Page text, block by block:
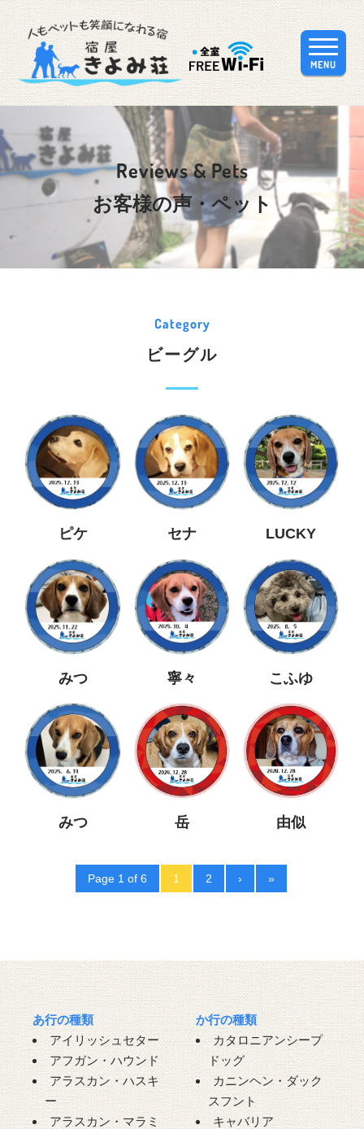
MENU
Reviews & Pets
お客様の声・ペット
Category
ビーグル
ピケ セナ LUCKY
みつ 寧々 こふゆ
みつ 岳 由似
Page 1 of 6 1 2 › »
あ行の種類
アイリッシュセター
アフガン・ハウンド
アラスカン・ハスキ
ー
アラスカン・マラミ
か行の種類
カタロニアンシープ
ドッグ
カニンヘン・ダック
スフント
キャバリア